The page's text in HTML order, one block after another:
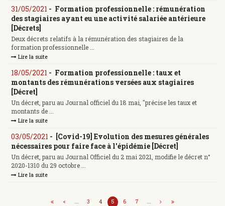
31/05/2021 - Formation professionnelle : rémunération
des stagiaires ayant eu une activité salariée antérieure
[Décrets]
Deux décrets relatifs à la rémunération des stagiaires de la
formation professionnelle ...
Lire la suite
18/05/2021 - Formation professionnelle : taux et
montants des rémunérations versées aux stagiaires
[Décret]
Un décret, paru au Journal officiel du 18 mai, "précise les taux et
montants de ...
Lire la suite
03/05/2021 - [Covid-19] Evolution des mesures générales
nécessaires pour faire face à l'épidémie [Décret]
Un décret, paru au Journal Officiel du 2 mai 2021, modifie le décret n°
2020-1310 du 29 octobre ...
Lire la suite
< ... 3 4 5 6 7 ...